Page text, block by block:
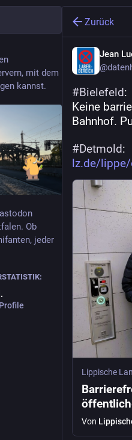
mit dem
kannst.
Ob
jeder
Zurück
Jean
@
#Bielefeld:
Keine
Bahnhof.
#Detmold:
lz.de/
Lippische
Von